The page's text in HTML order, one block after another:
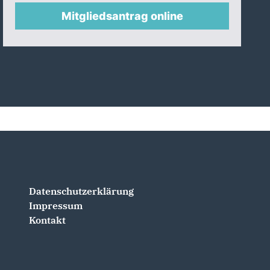
Mitgliedsantrag online
Datenschutzerklärung
Impressum
Kontakt